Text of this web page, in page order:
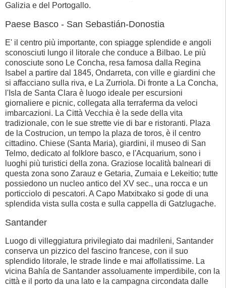
Galizia e del Portogallo.
Paese Basco - San Sebastián-Donostia
E' il centro più importante, con spiagge splendide e angoli
sconosciuti lungo il litorale che conduce a Bilbao. Le più
conosciute sono Le Concha, resa famosa dalla Regina
Isabel a partire dal 1845, Ondarreta, con ville e giardini che
si affacciano sulla riva, e La Zurriola. Di fronte a La Concha,
l'Isla de Santa Clara è luogo ideale per escursioni
giornaliere e picnic, collegata alla terraferma da veloci
imbarcazioni. La Città Vecchia è la sede della vita
tradizionale, con le sue strette vie di bar e ristoranti. Plaza
de la Costrucion, un tempo la plaza de toros, è il centro
cittadino. Chiese (Santa Maria), giardini, il museo di San
Telmo, dedicato al folklore basco, e l'Acquarium, sono i
luoghi più turistici della zona. Graziose località balneari di
questa zona sono Zarauz e Getaria, Zumaia e Lekeitio; tutte
possiedono un nucleo antico del XV sec., una rocca e un
porticciolo di pescatori. A Capo Matxitxako si gode di una
splendida vista sulla costa e sulla cappella di Gatzlugache.
Santander
Luogo di villeggiatura privilegiato dai madrileni, Santander
conserva un pizzico del fascino francese, con il suo
splendido litorale, le strade linde e mai affollatissime. La
vicina Bahía de Santander assoluamente imperdibile, con la
città e il porto da una lato e la campagna circondata dalle